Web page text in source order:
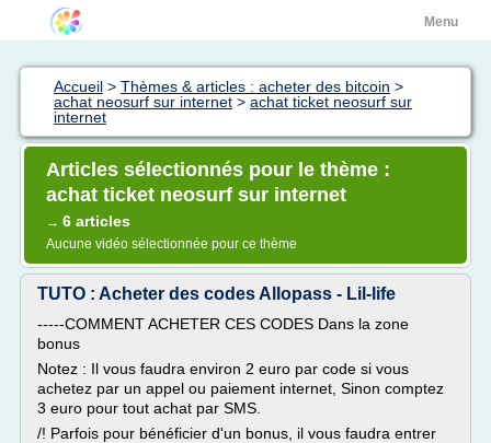
Menu
Accueil > Thèmes & articles : acheter des bitcoin >
achat neosurf sur internet > achat ticket neosurf sur
internet
Articles sélectionnés pour le thème :
achat ticket neosurf sur internet
→ 6 articles
Aucune vidéo sélectionnée pour ce thème
TUTO : Acheter des codes Allopass - Lil-life
-----COMMENT ACHETER CES CODES Dans la zone
bonus
Notez : Il vous faudra environ 2 euro par code si vous
achetez par un appel ou paiement internet, Sinon comptez
3 euro pour tout achat par SMS.
/! Parfois pour bénéficier d'un bonus, il vous faudra entrer